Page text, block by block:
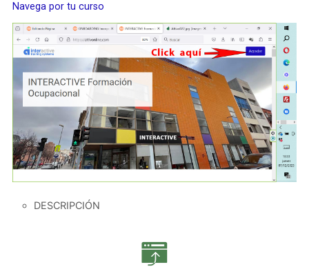
Navega por tu curso
DESCRIPCIÓN